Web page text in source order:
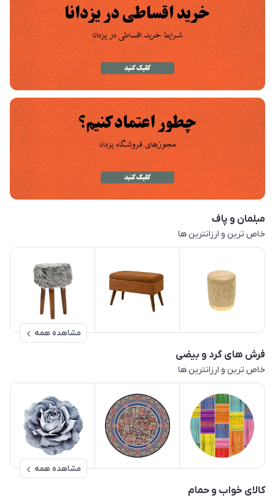
مبلمان و پاف
خاص ترین و ارزانترین ها
مشاهده همه
فرش های گرد و بیضی
خاص ترین و ارزانترین ها
مشاهده همه
کالای خواب و حمام